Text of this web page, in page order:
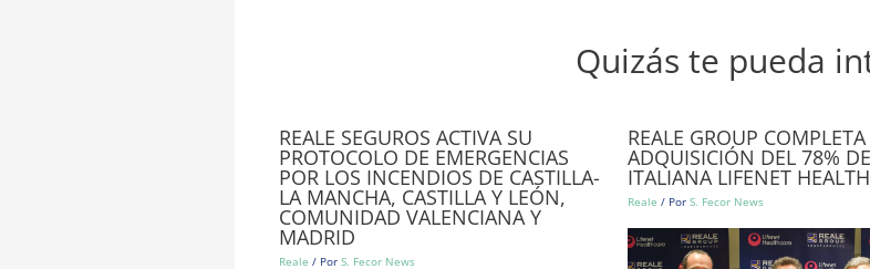
Quizás te pueda
REALE SEGUROS ACTIVA SU
PROTOCOLO DE EMERGENCIAS
POR LOS INCENDIOS DE CASTILLA-
LA MANCHA, CASTILLA Y LEÓN,
COMUNIDAD VALENCIANA Y
MADRID
Reale / Por S. Fecor News
REALE GROUP
ADQUISICIÓN DEL 78%
ITALIANA LIFENET
Reale / Por S. Fecor News